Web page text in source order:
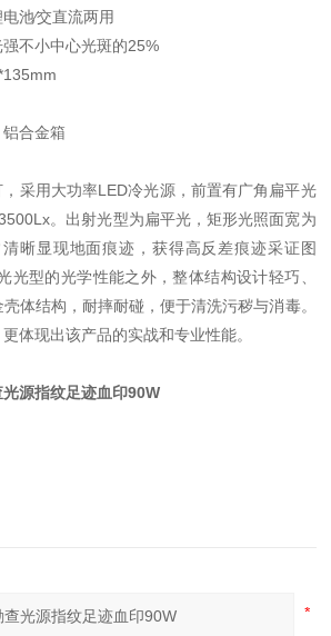
池∕交直流两用
不小中心光斑的25%
合金箱
采用大功率LED冷光源，前置有广角扁平光
。出射光型为扁平光，矩形光照面宽为
晰显现地面痕迹，获得高反差痕迹采证图
光型的光学性能之外，整体结构设计轻巧、
体结构，耐摔耐碰，便于清洗污秽与消毒。
体现出该产品的实战和专业性能。
源指纹足迹血印90W